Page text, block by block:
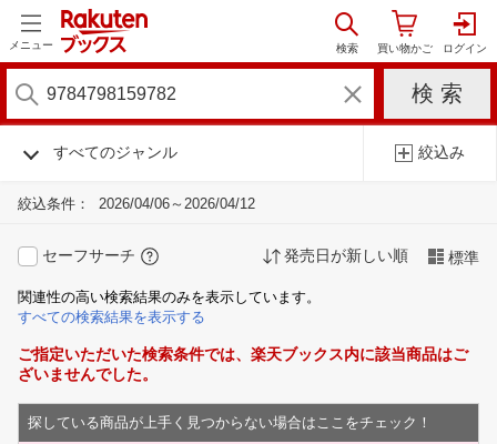
メニュー
すべてのジャンル 絞込み
絞込条件： 2026/04/06～2026/04/12
セーフサーチ 発売日が新しい順 標準
関連性の高い検索結果のみを表示しています。
すべての検索結果を表示する
ご指定いただいた検索条件では、楽天ブックス内に該当商品はご
ざいませんでした。
探している商品が上手く見つからない場合はここをチェック！